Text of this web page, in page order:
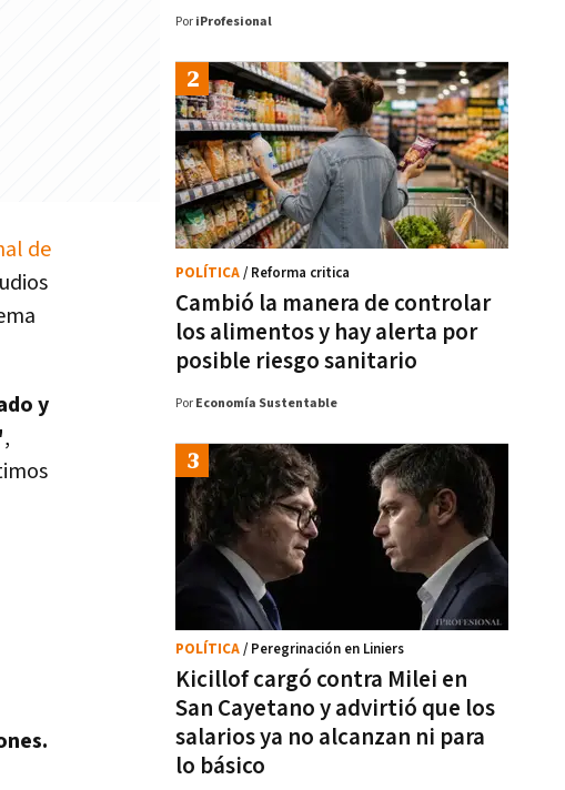
de
y
,
Por iProfesional
Cambió la manera de controlar
los alimentos y hay alerta por
posible riesgo sanitario
POLÍTICA/ Reforma critica
Por Economía Sustentable
Kicillof cargó contra Milei en
San Cayetano y advirtió que los
salarios ya no alcanzan ni para
lo básico
POLÍTICA/ Peregrinación en Liniers